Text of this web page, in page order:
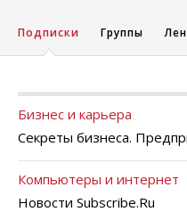
Подписки Группы
Бизнес и карьера
Секреты бизнеса.
Компьютеры и интернет
Новости Subscribe.Ru